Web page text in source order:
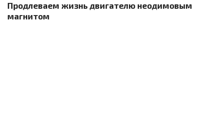
Продлеваем жизнь двигателю неодимовым
магнитом